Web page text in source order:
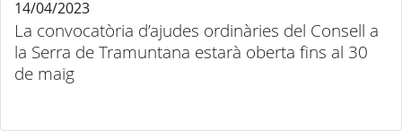
La convocatòria d’ajudes ordinàries del Consell a
la Serra de Tramuntana estarà oberta fins al 30
de maig
14/04/2023